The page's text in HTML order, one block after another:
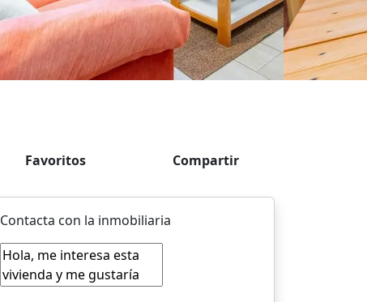
Favoritos Compartir
Contacta con la inmobiliaria